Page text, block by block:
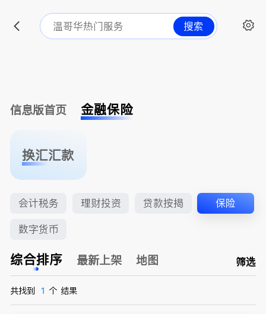
搜索
信息版首页 金融保险
换汇汇款
会计税务 理财投资 贷款按揭 保险
数字货币
综合排序 最新上架 地图 筛选
共找到 1 个 结果